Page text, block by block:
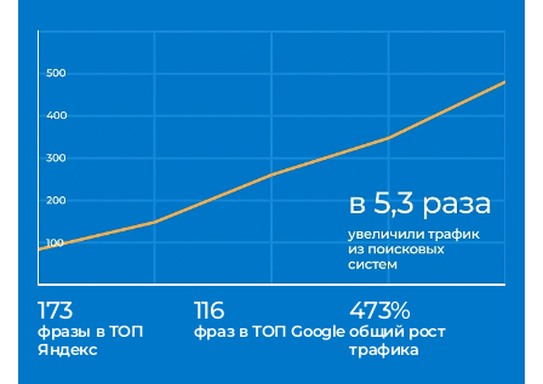
173
фразы в ТОП
Яндекс
116
фраз в ТОП Google
473%
общий рост
трафика